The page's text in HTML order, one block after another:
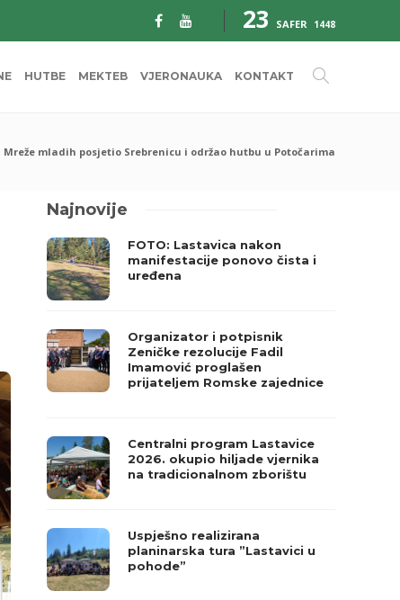
23 SAFER 1448
HUTBE MEKTEB VJERONAUKA KONTAKT
mladih posjetio Srebrenicu i održao hutbu u Potočarima
Najnovije
FOTO: Lastavica nakon
manifestacije ponovo čista i
uređena
Organizator i potpisnik
Zeničke rezolucije Fadil
Imamović proglašen
prijateljem Romske zajednice
Centralni program Lastavice
2026. okupio hiljade vjernika
na tradicionalnom zborištu
Uspješno realizirana
planinarska tura ”Lastavici u
pohode”